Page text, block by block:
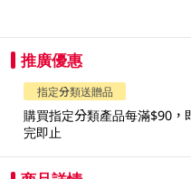
推廣優惠
指定分類送贈品
購買指定分類產品每滿$90，
完即止